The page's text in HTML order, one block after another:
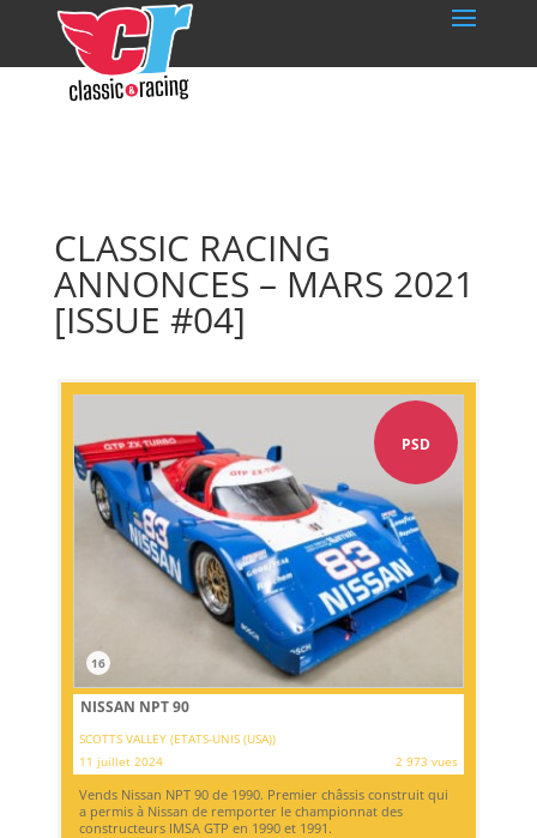
CLASSIC RACING
ANNONCES – MARS 2021
[ISSUE #04]
PSD
16
NISSAN NPT 90
SCOTTS VALLEY (ETATS-UNIS (USA))
11 juillet 2024
2 973 vues
Vends Nissan NPT 90 de 1990. Premier châssis construit qui
a permis à Nissan de remporter le championnat des
constructeurs IMSA GTP en 1990 et 1991.